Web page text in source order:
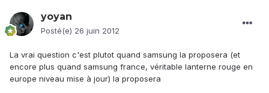
yoyan
Posté(e) 26 juin 2012
La vrai question c'est plutot quand samsung la proposera (et
encore plus quand samsung france, véritable lanterne rouge en
europe niveau mise à jour) la proposera